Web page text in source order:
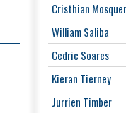
Cristhian
William Saliba
Cedric Soares
Kieran Tierney
Jurrien Timber